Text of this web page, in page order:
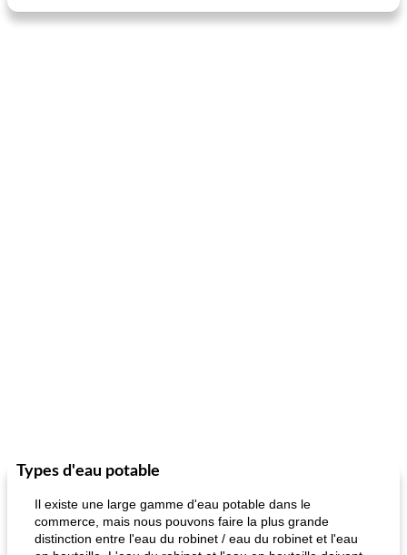
Types d'eau potable
Il existe une large gamme d'eau potable dans le
commerce, mais nous pouvons faire la plus grande
distinction entre l'eau du robinet / eau du robinet et l'eau